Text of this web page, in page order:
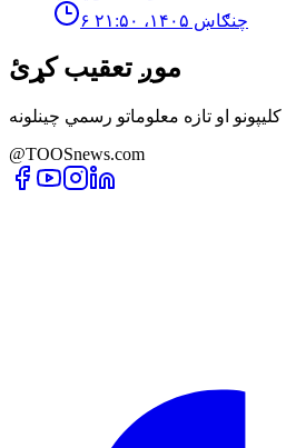
۶ چنګاښ ۱۴۰۵، ۲۱:۵۰
موږ تعقیب کړئ
@TOOSnews.com